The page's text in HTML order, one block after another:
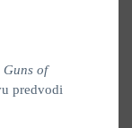
Guns of
predvodi